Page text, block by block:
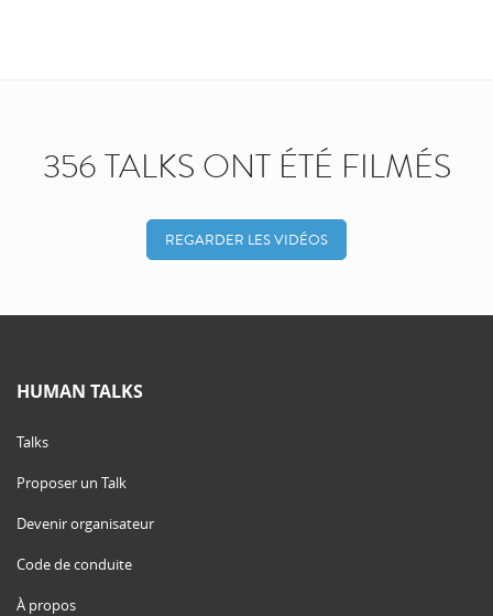
356 TALKS ONT ÉTÉ FILMÉS
REGARDER LES VIDÉOS
HUMAN TALKS
Talks
Proposer un Talk
Devenir organisateur
Code de conduite
À propos